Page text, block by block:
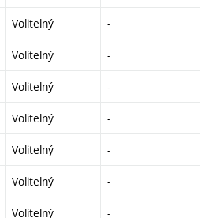
Volitelný -
Volitelný -
Volitelný -
Volitelný -
Volitelný -
Volitelný -
Volitelný -